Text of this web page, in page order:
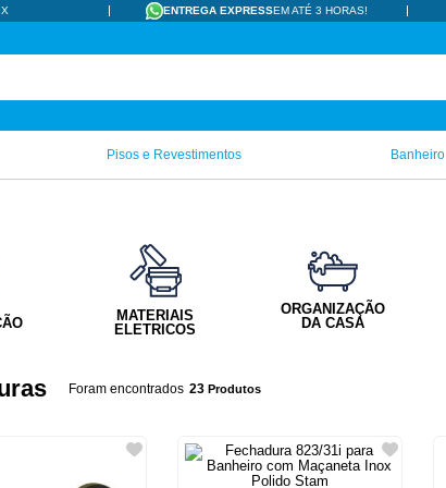
ENTREGA EXPRESSEM ATÉ 3 HORAS!
Pisos e Revestimentos Banheiro
MATERIAIS
ELETRICOS
ORGANIZAÇÃO
DA CASA
23 Produtos